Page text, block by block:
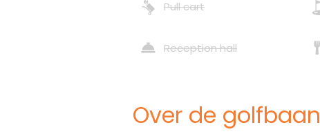
Pull cart
Reception hall
Over de golfbaan